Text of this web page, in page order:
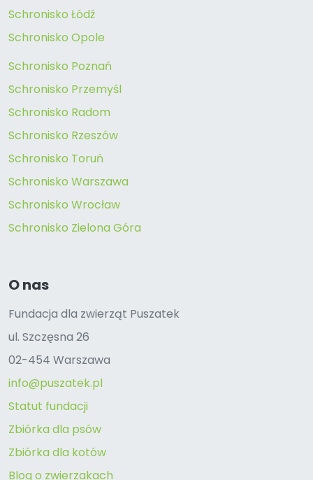
Schronisko Łódź
Schronisko Opole
Schronisko Poznań
Schronisko Przemyśl
Schronisko Radom
Schronisko Rzeszów
Schronisko Toruń
Schronisko Warszawa
Schronisko Wrocław
Schronisko Zielona Góra
O nas
Fundacja dla zwierząt Puszatek
ul. Szczęsna 26
02-454 Warszawa
info@puszatek.pl
Statut fundacji
Zbiórka dla psów
Zbiórka dla kotów
Blog o zwierzakach